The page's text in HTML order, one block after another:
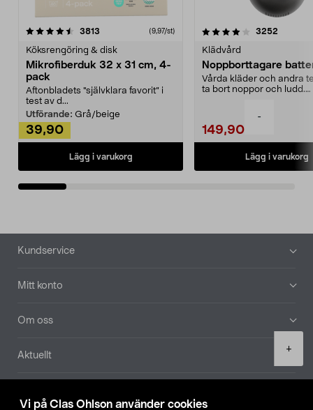
Vi på Clas Ohlson använder cookies
-
+
3813 (9,97/st)
Köksrengöring & disk
Mikrofiberduk 32 x 31 cm, 4-
pack
Aftonbladets "självklara favorit” i
test av d...
Utförande: Grå/beige
39,90
Lägg i varukorg
4.0av 5 stjärnor 3252
Klädvård
Noppborttagare
Vårda kläder och andra
ta bort noppor och ludd.
149,90
Lägg i varukorg
4.5av 5 stjärnor
Sidfot
Kundservice
Mitt konto
Om oss
Aktuellt